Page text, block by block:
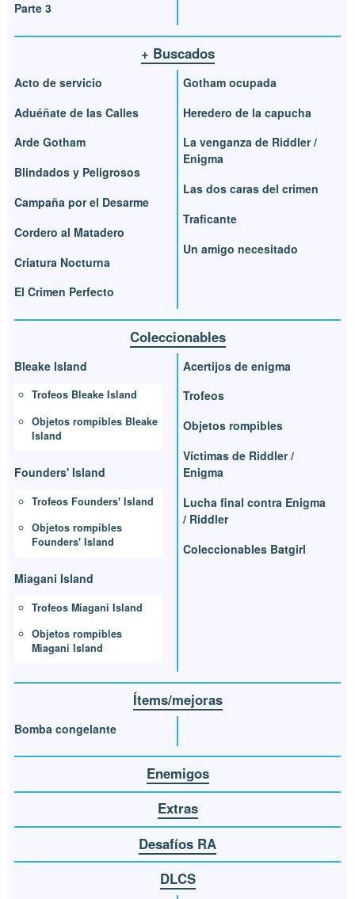
Parte 3
+ Buscados
Acto de servicio
Aduéñate de las Calles
Arde Gotham
Blindados y Peligrosos
Campaña por el Desarme
Cordero al Matadero
Criatura Nocturna
El Crimen Perfecto
Gotham ocupada
Heredero de la capucha
La venganza de Riddler /
Enigma
Las dos caras del crimen
Traficante
Un amigo necesitado
Coleccionables
Bleake Island
Trofeos Bleake Island
Objetos rompibles Bleake
Island
Founders' Island
Trofeos Founders' Island
Objetos rompibles
Founders' Island
Miagani Island
Trofeos Miagani Island
Objetos rompibles
Miagani Island
Acertijos de enigma
Trofeos
Objetos rompibles
Víctimas de Riddler /
Enigma
Lucha final contra Enigma
/ Riddler
Coleccionables Batgirl
Ítems/mejoras
Bomba congelante
Enemigos
Extras
Desafíos RA
DLCS